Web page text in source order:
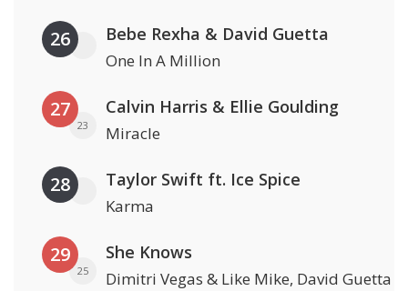
26 Bebe Rexha & David Guetta
One In A Million
27
23
Calvin Harris & Ellie Goulding
Miracle
28 Taylor Swift ft. Ice Spice
Karma
29
25
She Knows
Dimitri Vegas & Like Mike, David Guetta